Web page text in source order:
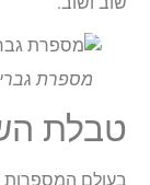
מספרת
טבלת
בעולם המספרות